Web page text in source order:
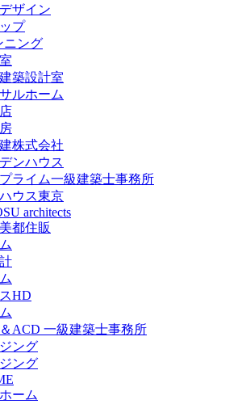
ザイン
プ
ニング
築設計室
ルホーム
株式会社
ンハウス
ライム一級建築士事務所
ウス東京
architects
都住販
HD
ACD 一級建築士事務所
ング
ング
ーム